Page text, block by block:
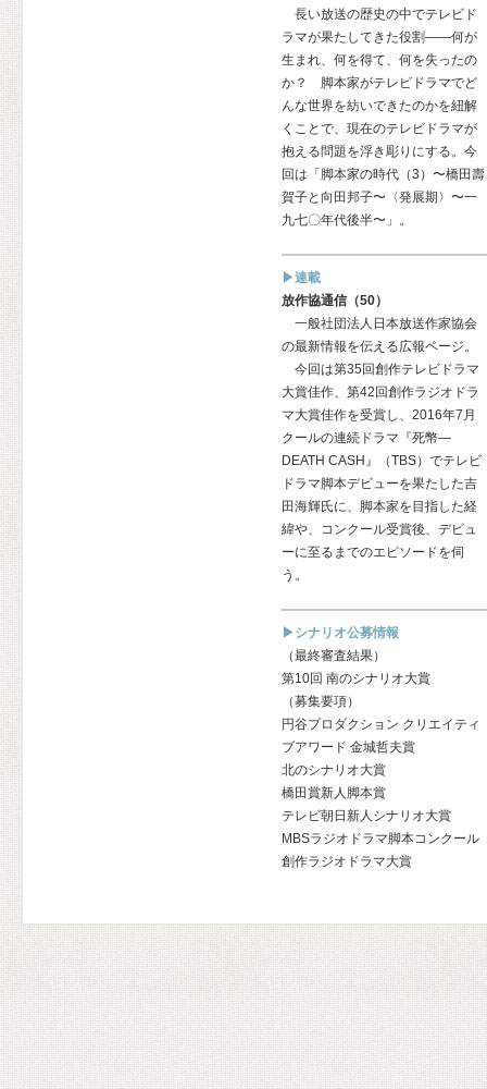
長い放送の歴史の中でテレビド
ラマが果たしてきた役割——何が
生まれ、何を得て、何を失ったの
か？ 脚本家がテレビドラマでど
んな世界を紡いできたのかを紐解
くことで、現在のテレビドラマが
抱える問題を浮き彫りにする。今
回は「脚本家の時代（3）〜橋田壽
賀子と向田邦子〜〈発展期〉〜一
九七〇年代後半〜」。
▶連載
放作協通信（50）
一般社団法人日本放送作家協会
の最新情報を伝える広報ページ。
今回は第35回創作テレビドラマ
大賞佳作、第42回創作ラジオドラ
マ大賞佳作を受賞し、2016年7月
クールの連続ドラマ『死幣—
DEATH CASH』（TBS）でテレビ
ドラマ脚本デビューを果たした吉
田海輝氏に、脚本家を目指した経
緯や、コンクール受賞後、デビュ
ーに至るまでのエピソードを伺
う。
▶シナリオ公募情報
（最終審査結果）
第10回 南のシナリオ大賞
（募集要項）
円谷プロダクション クリエイティ
ブアワード 金城哲夫賞
北のシナリオ大賞
橋田賞新人脚本賞
テレビ朝日新人シナリオ大賞
MBSラジオドラマ脚本コンクール
創作ラジオドラマ大賞